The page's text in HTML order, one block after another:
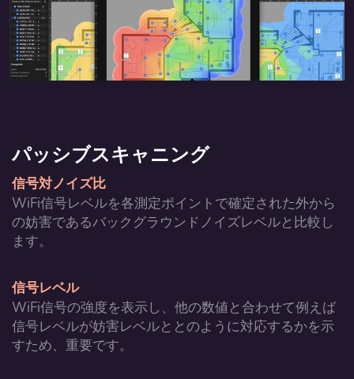
パッシブスキャニング
信号対ノイズ比
WiFi信号レベルを各測定ポイントで確定された外から
の妨害であるバックグラウンドノイズレベルと比較し
ます。
信号レベル
WiFi信号の強度を表示し、他の数値と合わせて例えば
信号レベルが妨害レベルととのように対応するかを示
すため、重要です。